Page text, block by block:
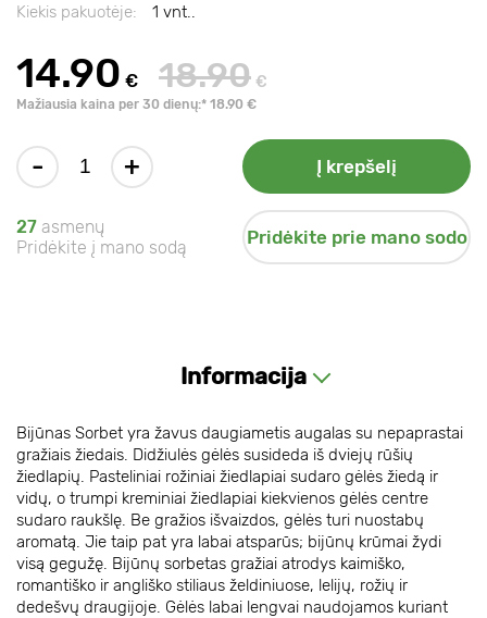
Kiekis pakuotėje:
1 vnt..
14.90 € 18.90 €
Mažiausia kaina per 30 dienų:* 18.90 €
- + Į krepšelį
27 asmenų
Pridėkite į mano sodą
Pridėkite prie mano sodo
Informacija
Bijūnas Sorbet yra žavus daugiametis augalas su nepaprastai
gražiais žiedais. Didžiulės gėlės susideda iš dviejų rūšių
žiedlapių. Pasteliniai rožiniai žiedlapiai sudaro gėlės žiedą ir
vidų, o trumpi kreminiai žiedlapiai kiekvienos gėlės centre
sudaro raukšlę. Be gražios išvaizdos, gėlės turi nuostabų
aromatą. Jie taip pat yra labai atsparūs; bijūnų krūmai žydi
visą gegužę. Bijūnų sorbetas gražiai atrodys kaimiško,
romantiško ir angliško stiliaus želdiniuose, lelijų, rožių ir
dedešvų draugijoje. Gėlės labai lengvai naudojamos kuriant